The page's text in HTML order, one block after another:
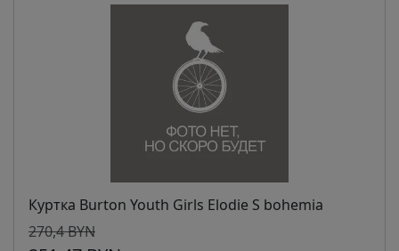
Куртка Burton Youth Girls Elodie S bohemia
270,4 BYN